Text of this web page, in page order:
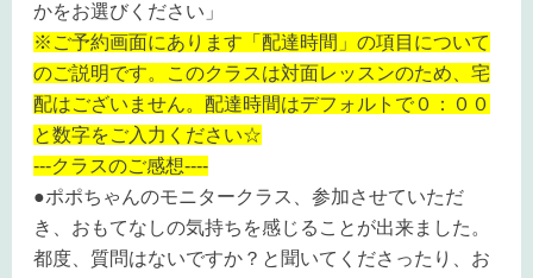
かをお選びください」
※ご予約画面にあります「配達時間」の項目について
のご説明です。このクラスは対面レッスンのため、宅
配はございません。配達時間はデフォルトで０：００
と数字をご入力ください☆
---クラスのご感想----
●ポポちゃんのモニタークラス、参加させていただ
き、おもてなしの気持ちを感じることが出来ました。
都度、質問はないですか？と聞いてくださったり、お